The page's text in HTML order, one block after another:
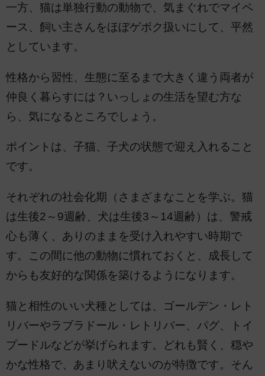
一方、猫は単独行動の動物で、気まぐれでマイペ
ース、飼い主さんをほぼゲボク扱いにして、平然
としています。
性格から習性、生態に至るまで大きく違う両者が
仲良く暮らすには？いっしょの生活を望む方な
ら、気になるところでしょう。
ポイントは、子猫、子犬の状態で迎え入れること
です。
それぞれの社会化期（さまざまなことを学ぶ。猫
は生後2～9週齢、犬は生後3～14週齢）は、警戒
心も薄く、ありのままを受け入れやすい時期で
す。この間に他の動物に慣れておくと、成長して
からも友好的な関係を築けるようになります。
猫と相性のいい犬種としては、ゴールデン・レト
リバーやラブラドール・レトリバー、パグ、トイ
プードルなどが挙げられます。どれも賢く、穏や
かな性格で、あまり吠えないのが特徴です。そん